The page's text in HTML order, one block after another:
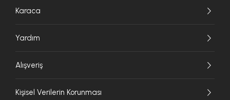
Karaca
Yardım
Alışveriş
Kişisel Verilerin Korunması